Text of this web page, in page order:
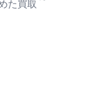
た買取